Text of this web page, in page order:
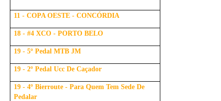
11 - COPA OESTE - CONCÓRDIA
18 - #4 XCO - PORTO BELO
19 - 5º Pedal MTB JM
19 - 2º Pedal Ucc De Caçador
19 - 4º Bierroute - Para Quem Tem Sede De
Pedalar